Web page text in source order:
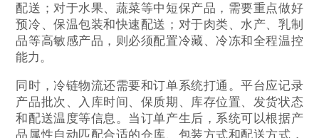
配送；对于水果、蔬菜等中短保产品，需要重点做好
预冷、保温包装和快速配送；对于肉类、水产、乳制
品等高敏感产品，则必须配置冷藏、冷冻和全程温控
能力。
同时，冷链物流还需要和订单系统打通。平台应记录
产品批次、入库时间、保质期、库存位置、发货状态
和配送温度等信息。当订单产生后，系统可以根据产
品属性自动匹配合适的仓库、包装方式和配送方式，